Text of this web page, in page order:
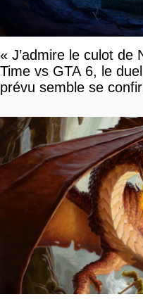
« J’admire le culot de
Time vs GTA 6, le
prévu semble se